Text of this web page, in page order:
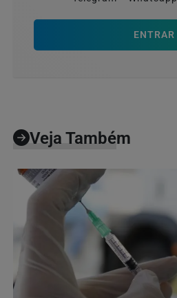
ENTRAR
Veja Também